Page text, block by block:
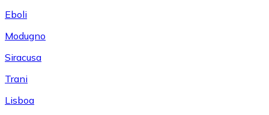
Eboli
Modugno
Siracusa
Trani
Lisboa